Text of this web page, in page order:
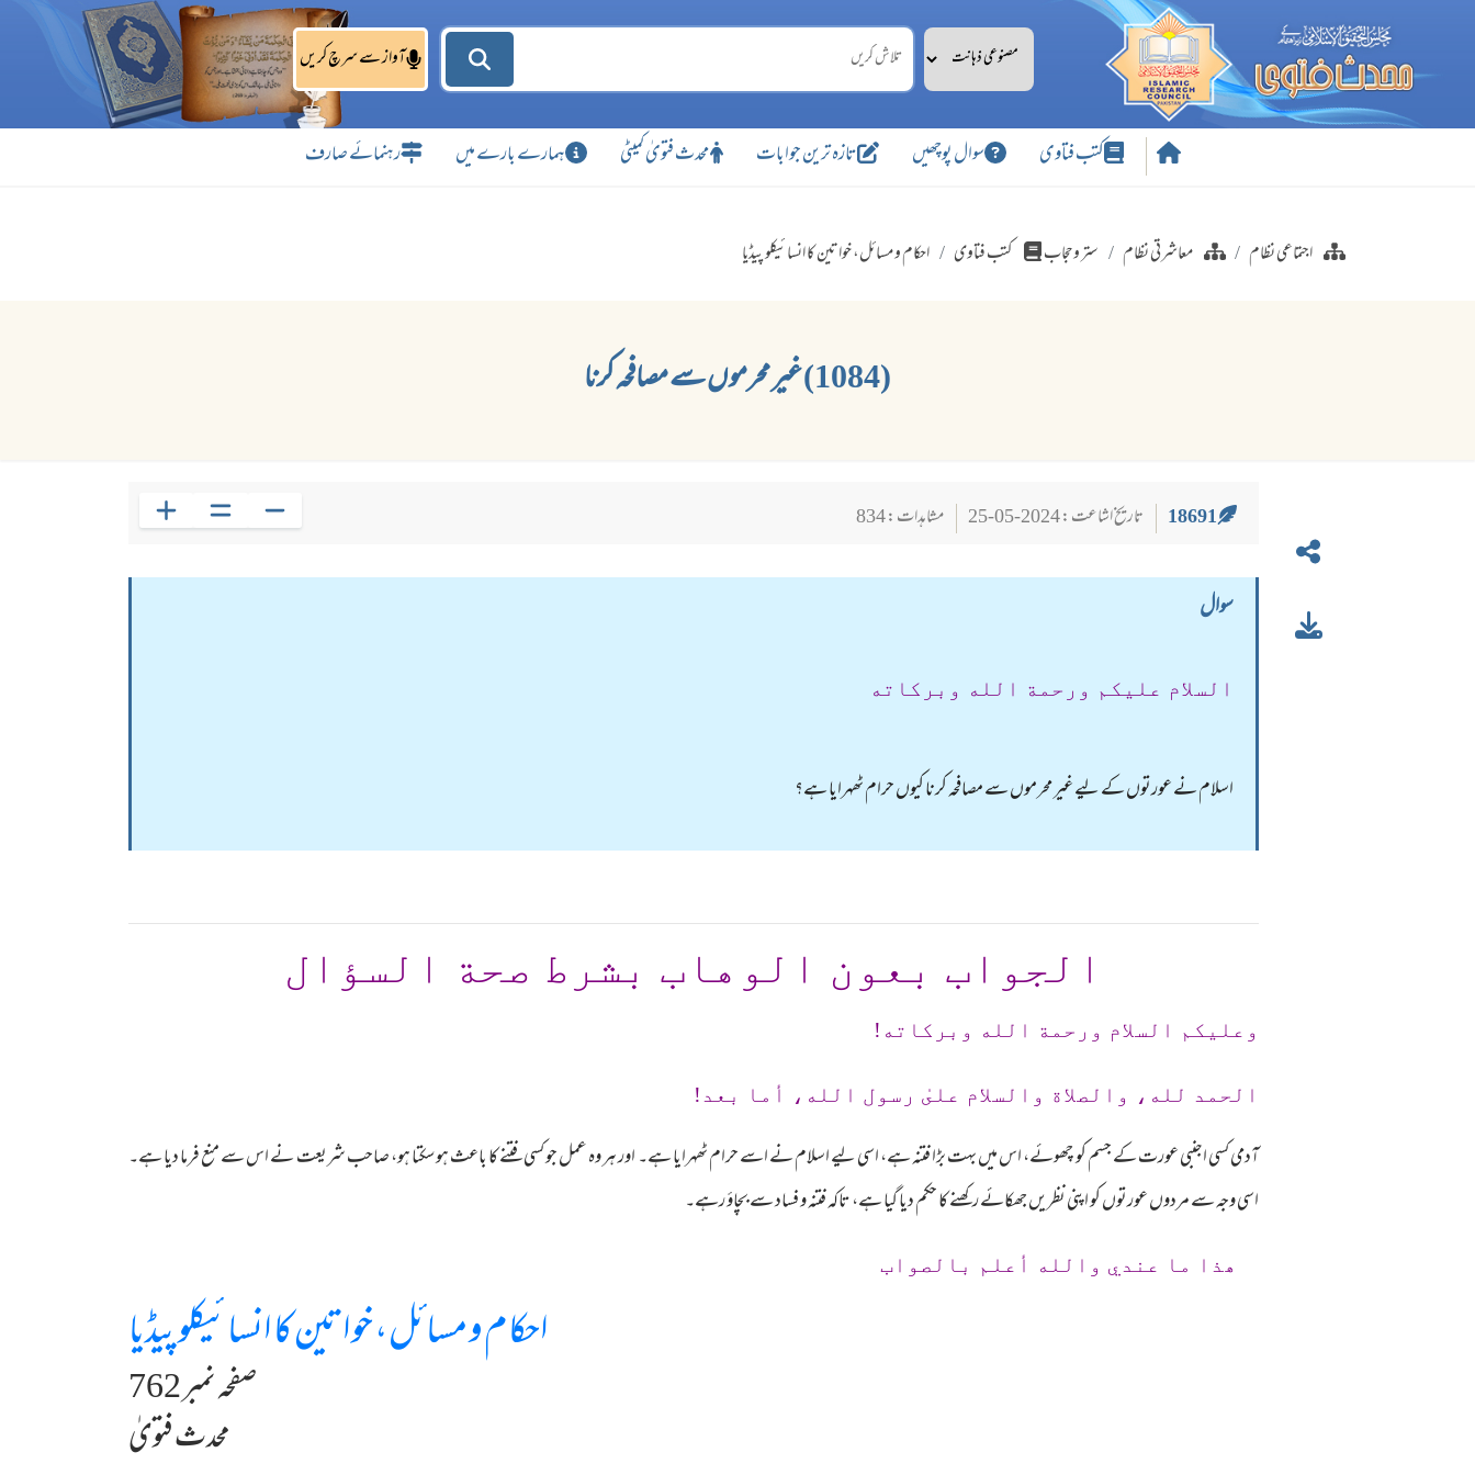
آواز سے سرچ کریں
کتب فتاوی سوال پوچھیں تازہ ترین جوابات محدث فتویٰ کمیٹی ہمارے بارے میں رہنمائے صارف
اجتماعی نظام معاشرتی نظام ستر وحجاب کتب فتاوی احکام و مسائل، خواتین کا انسائیکلو پیڈیا
(1084) غیر محرموں سے مصافحہ کرنا
18691 تاریخ اشاعت : 2024-05-25 مشاہدات : 834
سوال
السلام عليكم ورحمة الله وبركاته
اسلام نے عورتوں کے لیے غیر محرموں سے مصافحہ کرنا کیوں حرام ٹھہرایا ہے؟
الجواب بعون الوهاب بشرط صحة السؤال
وعلیکم السلام ورحمة الله وبرکاته!
الحمد لله، والصلاة والسلام علىٰ رسول الله، أما بعد!
آدمی کسی اجنبی عورت کے جسم کو چھوئے، اس میں بہت بڑا فتنہ ہے، اسی لیے اسلام نے اسے حرام ٹھہرایا ہے۔ اور ہر وہ عمل جو کسی فتنے کا باعث ہو سکتا ہو، صاحب شریعت نے اس سے منع فرما دیا ہے۔
اسی وجہ سے مردوں عورتوں کو اپنی نظریں جھکائے رکھنے کا حکم دیا گیا ہے، تاکہ فتنہ و فساد سے بچاؤ رہے۔
ھذا ما عندي والله أعلم بالصواب
احکام و مسائل، خواتین کا انسائیکلوپیڈیا
صفحہ نمبر 762
محدث فتویٰ